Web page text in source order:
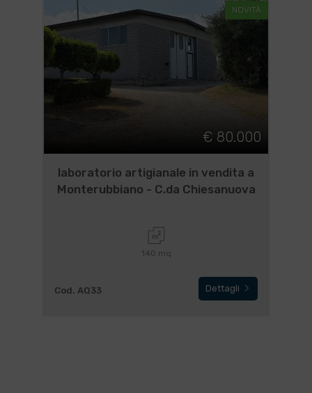
NOVITÀ
€ 80.000
laboratorio artigianale in vendita a
Monterubbiano - C.da Chiesanuova
140 mq
Cod. AQ33 Dettagli